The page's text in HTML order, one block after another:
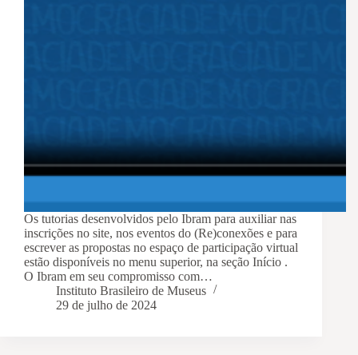
Os tutorias desenvolvidos pelo Ibram para auxiliar nas
inscrições no site, nos eventos do (Re)conexões e para
escrever as propostas no espaço de participação virtual
estão disponíveis no menu superior, na seção Início .
O Ibram em seu compromisso com…
Instituto Brasileiro de Museus
29 de julho de 2024